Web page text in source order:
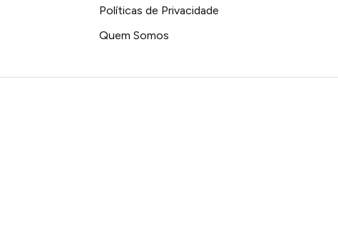
Políticas de Privacidade
Quem Somos